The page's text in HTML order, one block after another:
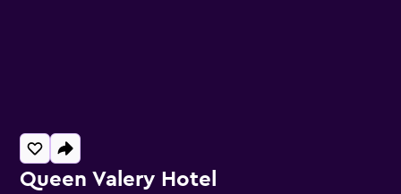
Queen Valery Hotel